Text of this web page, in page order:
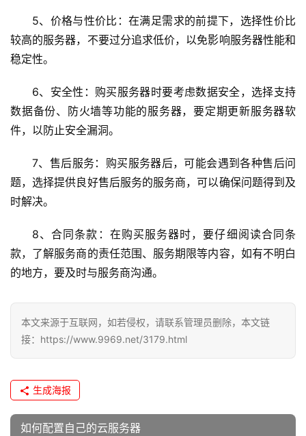
站
运
维
网
络
安
l
i
x
运
5、价格与性价比：在满足需求的前提下，选择性价比
较高的服务器，不要过分追求低价，以免影响服务器性能和
稳定性。
6、安全性：购买服务器时要考虑数据安全，选择支持
数据备份、防火墙等功能的服务器，要定期更新服务器软
件，以防止安全漏洞。
7、售后服务：购买服务器后，可能会遇到各种售后问
题，选择提供良好售后服务的服务商，可以确保问题得到及
时解决。
8、合同条款：在购买服务器时，要仔细阅读合同条
款，了解服务商的责任范围、服务期限等内容，如有不明白
的地方，要及时与服务商沟通。
本文来源于互联网，如若侵权，请联系管理员删除，本文链
接：https://www.9969.net/3179.html
生成海报
如何配置自己的云服务器